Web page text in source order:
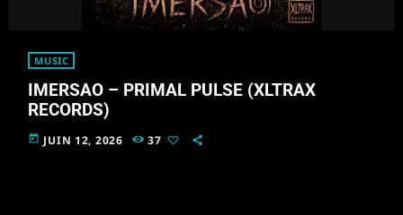
MUSIC
IMERSAO – PRIMAL PULSE (XLTRAX
RECORDS)
today JUIN 12, 2026 37